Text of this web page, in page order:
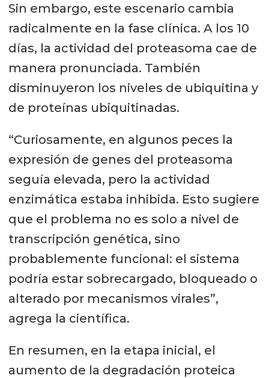
Sin embargo, este escenario cambia
radicalmente en la fase clínica. A los 10
días, la actividad del proteasoma cae de
manera pronunciada. También
disminuyeron los niveles de ubiquitina y
de proteínas ubiquitinadas.
“Curiosamente, en algunos peces la
expresión de genes del proteasoma
seguía elevada, pero la actividad
enzimática estaba inhibida. Esto sugiere
que el problema no es solo a nivel de
transcripción genética, sino
probablemente funcional: el sistema
podría estar sobrecargado, bloqueado o
alterado por mecanismos virales”,
agrega la científica.
En resumen, en la etapa inicial, el
aumento de la degradación proteica